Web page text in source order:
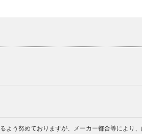
よう努めておりますが、メーカー都合等により